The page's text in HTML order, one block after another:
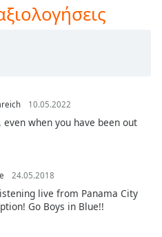
10.05.2022
when you have been out
24.05.2018
live from Panama City
Go Boys in Blue!!